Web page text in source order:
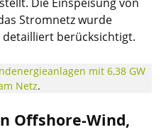
Stromnetz wurde
berücksichtigt.
mit 6,38 GW
Netz.
Offshore-Wind,